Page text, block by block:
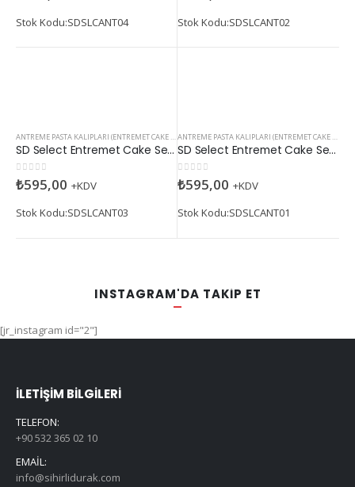
Stok Kodu:SDSLCANT04
Stok Kodu:SDSLCANT02
ANTREME PASTA KALIPLARI (ENTREMET CAKE MOLDS)
SD Select Entremet Cake Series: Pine Cone (Antreme Pasta Serisi: Çam Kozalağı)
05 üzerinden
₺595,00 +KDV
Stok Kodu:SDSLCANT03
ANTREME PASTA KALIPLARI (ENTREMET CAKE MOLDS)
SD Select Entremet Cake Series: Balloon Heart (Antreme Pasta Serisi: Balon Kalp)
05 üzerinden
₺595,00 +KDV
Stok Kodu:SDSLCANT01
INSTAGRAM'DA TAKİP ET
[jr_instagram id="2"]
İLETIŞIM BILGILERI
TELEFON:
+90 532 365 02 10
EMAIL:
info@sihirlidurak.com